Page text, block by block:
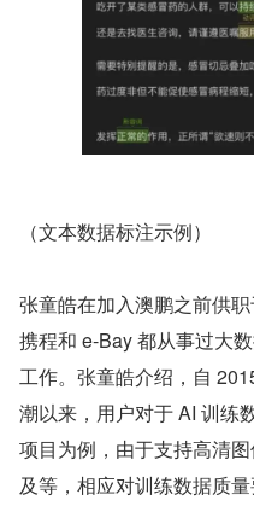
（文本数据标注示例）
张童皓在加入澳鹏之前供
携程和 e-Bay 都从事过大
工作。张童皓介绍，自
潮以来，用户对于 AI 训练
项目为例，由于支持高清
及等，相应对训练数据质